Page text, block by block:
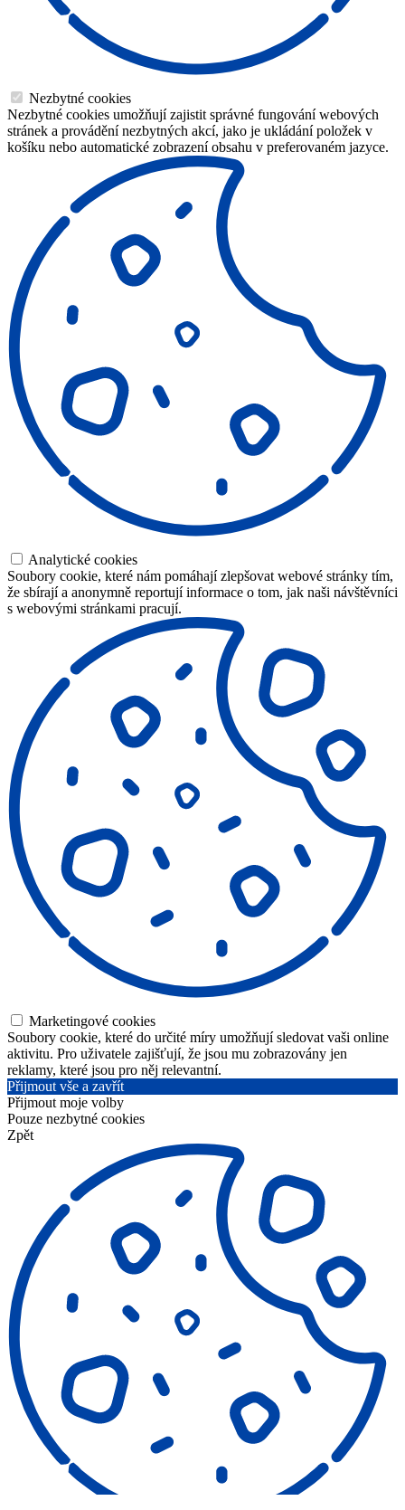
Nezbytné cookies
Nezbytné cookies umožňují zajistit správné fungování webových
stránek a provádění nezbytných akcí, jako je ukládání položek v
košíku nebo automatické zobrazení obsahu v preferovaném jazyce.
Analytické cookies
Soubory cookie, které nám pomáhají zlepšovat webové stránky tím,
že sbírají a anonymně reportují informace o tom, jak naši návštěvníci
s webovými stránkami pracují.
Marketingové cookies
Soubory cookie, které do určité míry umožňují sledovat vaši online
aktivitu. Pro uživatele zajišťují, že jsou mu zobrazovány jen
reklamy, které jsou pro něj relevantní.
Přijmout vše a zavřít
Přijmout moje volby
Pouze nezbytné cookies
Zpět